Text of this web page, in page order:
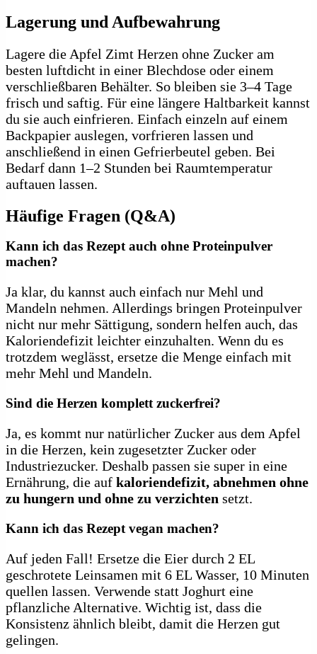
Lagerung und Aufbewahrung
Lagere die Apfel Zimt Herzen ohne Zucker am
besten luftdicht in einer Blechdose oder einem
verschließbaren Behälter. So bleiben sie 3–4 Tage
frisch und saftig. Für eine längere Haltbarkeit kannst
du sie auch einfrieren. Einfach einzeln auf einem
Backpapier auslegen, vorfrieren lassen und
anschließend in einen Gefrierbeutel geben. Bei
Bedarf dann 1–2 Stunden bei Raumtemperatur
auftauen lassen.
Häufige Fragen (Q&A)
Kann ich das Rezept auch ohne Proteinpulver
machen?
Ja klar, du kannst auch einfach nur Mehl und
Mandeln nehmen. Allerdings bringen Proteinpulver
nicht nur mehr Sättigung, sondern helfen auch, das
Kaloriendefizit leichter einzuhalten. Wenn du es
trotzdem weglässt, ersetze die Menge einfach mit
mehr Mehl und Mandeln.
Sind die Herzen komplett zuckerfrei?
Ja, es kommt nur natürlicher Zucker aus dem Apfel
in die Herzen, kein zugesetzter Zucker oder
Industriezucker. Deshalb passen sie super in eine
Ernährung, die auf kaloriendefizit, abnehmen ohne
zu hungern und ohne zu verzichten setzt.
Kann ich das Rezept vegan machen?
Auf jeden Fall! Ersetze die Eier durch 2 EL
geschrotete Leinsamen mit 6 EL Wasser, 10 Minuten
quellen lassen. Verwende statt Joghurt eine
pflanzliche Alternative. Wichtig ist, dass die
Konsistenz ähnlich bleibt, damit die Herzen gut
gelingen.